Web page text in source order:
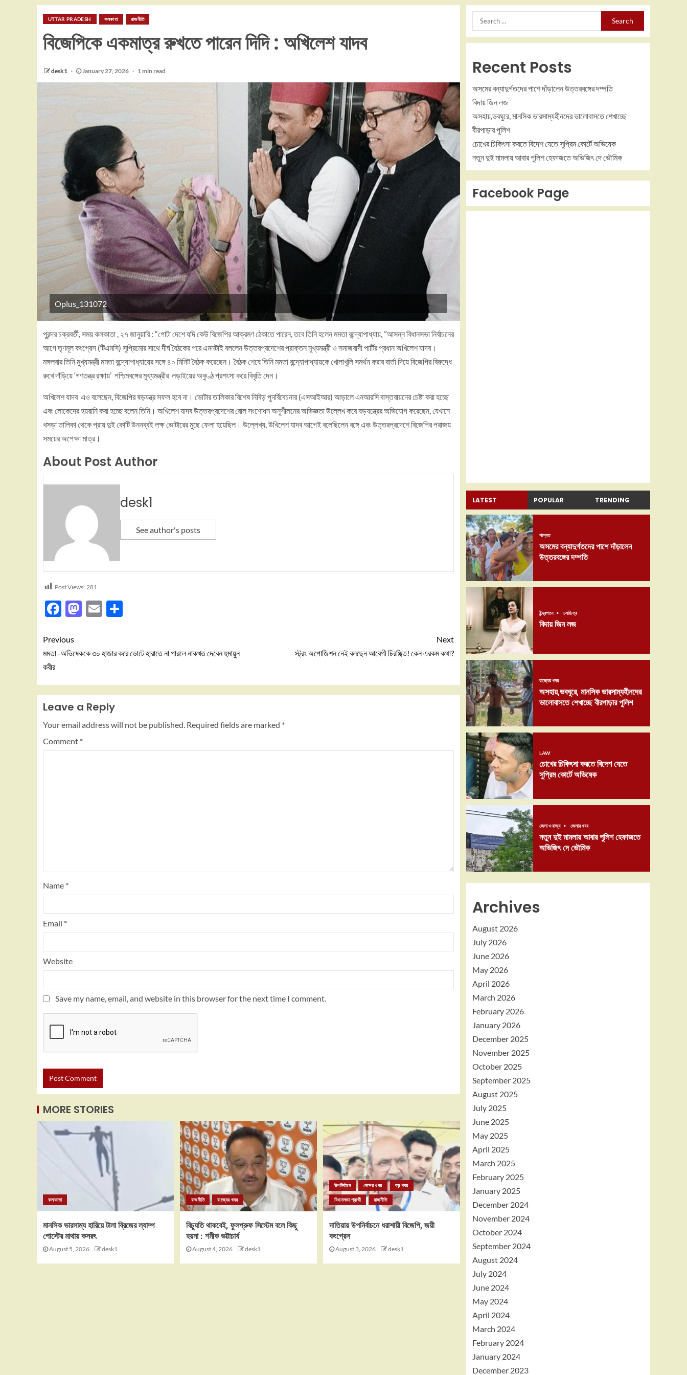
UTTAR PRADESH কলকাতা রাজনীতি
বিজেপিকে একমাত্র রুখতে পারেন দিদি : অখিলেশ যাদব
desk1 January 27, 2026 1 min read
Oplus_131072
পুরন্দর চক্রবর্তী, সময় কলকাতা , ২৭ জানুয়ারি : “গোটা দেশে যদি কেউ বিজেপির আক্রমণ ঠেকাতে পারেন, তবে তিনি হলেন মমতা বন্দ্যোপাধ্যায়, ”আসন্ন বিধানসভা নির্বাচনের
আগে তৃণমূল কংগ্রেস (টিএমসি) সুপ্রিমোর সাথে দীর্ঘ বৈঠকের পরে এমনটাই বললেন উত্তরপ্রদেশের প্রাক্তন মুখ্যমন্ত্রী ও সমাজবাদী পার্টির প্রধান অখিলেশ যাদব।
মঙ্গলবার তিনি মুখ্যমন্ত্রী মমতা বন্দ্যোপাধ্যায়ের সঙ্গে ৪০ মিনিট বৈঠক করেছেন। বৈঠক শেষে তিনি মমতা বন্দ্যোপাধ্যায়কে খোলাখুলি সমর্থন করার বার্তা দিয়ে বিজেপির বিরুদ্ধে
রুখে দাঁড়িয়ে ‘গণতন্ত্র রক্ষায়’ পশ্চিমবঙ্গের মুখ্যমন্ত্রীর লড়াইয়ের অকুণ্ঠ প্রশংসা করে বিবৃতি দেন।
অখিলেশ যাদব এও বলেছেন, বিজেপির ষড়যন্ত্র সফল হবে না। ভোটার তালিকার বিশেষ নিবিড় পুনর্বিবেচনার (এসআইআর) আড়ালে এনআরসি বাস্তবায়নের চেষ্টা করা হচ্ছে
এবং লোকেদের হয়রানি করা হচ্ছে বলেন তিনি। অখিলেশ যাদব উত্তরপ্রদেশের রোল সংশোধন অনুশীলনের অভিজ্ঞতা উল্লেখ করে ষড়যন্ত্রের অভিযোগ করেছেন, যেখানে
খসড়া তালিকা থেকে প্রায় দুই কোটি উননব্বই লক্ষ ভোটারের মুছে ফেলা হয়েছিল। উল্লেখ্য, উখিলেশ যাদব আগেই বলেছিলেন বঙ্গে এবং উত্তরপ্রদেশে বিজেপির পরাজয়
সময়ের অপেক্ষা মাত্র।
About Post Author
desk1
See author's posts
Post Views: 281
Facebook
Mastodon
Email
Previous
মমতা -অভিষেককে ৩০ হাজার করে ভোটে হারাতে না পারলে নাকখত দেবেন হুমায়ুন
কবীর
Next
স্ট্রং অপোজিশন নেই বলছেন আবেগী চিরঞ্জিত! কেন এরকম কথা?
Leave a Reply
Your email address will not be published. Required fields are marked *
Comment *
Name *
Email *
Website
Save my name, email, and website in this browser for the next time I comment.
MORE STORIES
কলকাতা
মানসিক ভারসাম্য হারিয়ে টালা ব্রিজের ল্যাম্প
পোস্টের মাথায় কসরৎ
August 5, 2026 desk1
রাজনীতি রাজ্যের খবর
বিচ্যুতি থাকবেই, ফুলপ্রুফ সিস্টেম বলে কিছু
হয়না : শমীক ভট্টাচার্য
August 4, 2026 desk1
উপনির্বাচন দেশের খবর বড় খবর
বিধানসভা প্রার্থী রাজনীতি
দাতিয়ায় উপনির্বাচনে ধরাশায়ী বিজেপি, জয়ী
কংগ্রেস
August 3, 2026 desk1
Recent Posts
অসমের বন্যাদুর্গতদের পাশে দাঁড়ালেন উত্তরবঙ্গের দম্পতি
বিদায় জিন লজ
অসহায়,ভবঘুরে, মানসিক ভারসাম্যহীনদের ভালোবাসতে শেখাচ্ছে
বীরপাড়ার পুলিশ
চোখের চিকিৎসা করতে বিদেশ যেতে সুপ্রিম কোর্টে অভিষেক
নতুন দুই মামলায় আবার পুলিশ হেফাজতে অভিজিৎ দে ভৌমিক
Facebook Page
LATEST POPULAR TRENDING
শাশ্বত
অসমের বন্যাদুর্গতদের পাশে দাঁড়ালেন
উত্তরবঙ্গের দম্পতি
ইন্দ্রপতন চলচ্চিত্র
বিদায় জিন লজ
রাজ্যের খবর
অসহায়,ভবঘুরে, মানসিক ভারসাম্যহীনদের
ভালোবাসতে শেখাচ্ছে বীরপাড়ার পুলিশ
LAW
চোখের চিকিৎসা করতে বিদেশ যেতে
সুপ্রিম কোর্টে অভিষেক
জেলা ও রাজ্য জেলার খবর
নতুন দুই মামলায় আবার পুলিশ হেফাজতে
অভিজিৎ দে ভৌমিক
Archives
August 2026
July 2026
June 2026
May 2026
April 2026
March 2026
February 2026
January 2026
December 2025
November 2025
October 2025
September 2025
August 2025
July 2025
June 2025
May 2025
April 2025
March 2025
February 2025
January 2025
December 2024
November 2024
October 2024
September 2024
August 2024
July 2024
June 2024
May 2024
April 2024
March 2024
February 2024
January 2024
December 2023